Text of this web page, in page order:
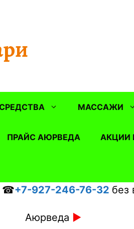
МАССАЖИ
ПРАЙС АЮРВЕДА АКЦИИ
☎+7-927-246-76-32 без
Аюрведа ►